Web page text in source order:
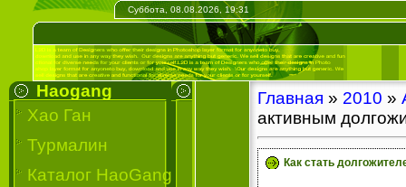
Суббота, 08.08.2026, 19:31
Haogang
Хао Ган
Турмалин
Каталог HaoGang
Главная » 2010 »
активным
Как стать